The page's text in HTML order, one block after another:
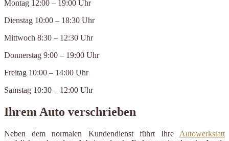
Montag 12:00 – 19:00 Uhr
Dienstag 10:00 – 18:30 Uhr
Mittwoch 8:30 – 12:30 Uhr
Donnerstag 9:00 – 19:00 Uhr
Freitag 10:00 – 14:00 Uhr
Samstag 10:30 – 12:00 Uhr
Ihrem Auto verschrieben
Neben dem normalen Kundendienst führt Ihre Autowerkstatt